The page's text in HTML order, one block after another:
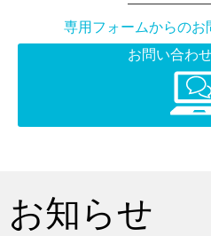
専用フォームからの
お問い合わ
お知らせ